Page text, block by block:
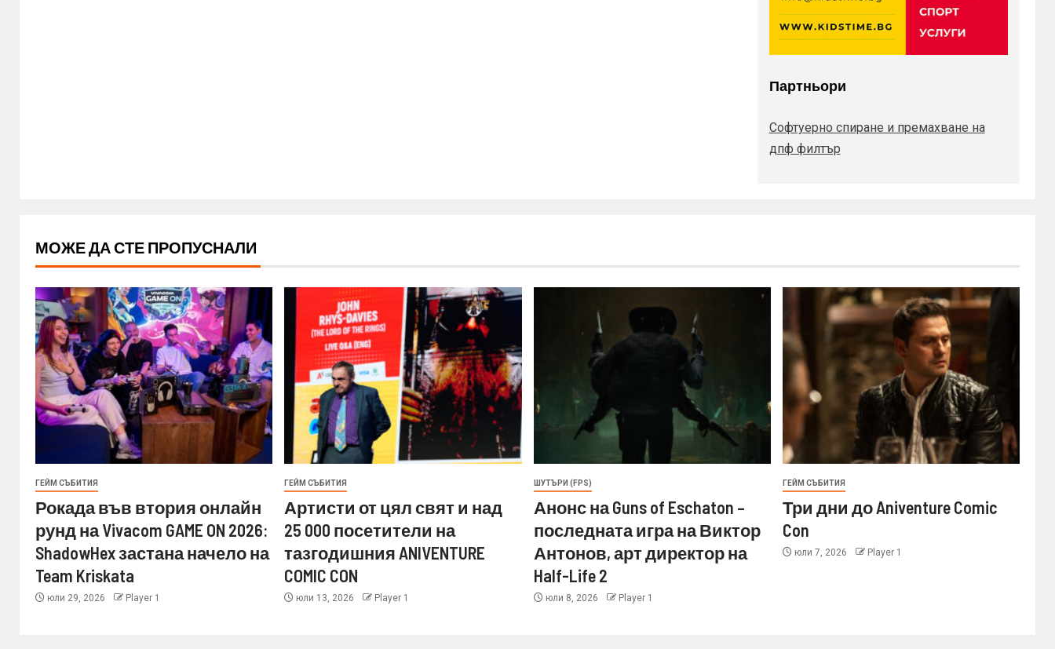
Партньори
Софтуерно спиране и премахване на
дпф филтър
МОЖЕ ДА СТЕ ПРОПУСНАЛИ
ГЕЙМ СЪБИТИЯ
Рокада във втория онлайн
рунд на Vivacom GAME ON 2026:
ShadowHex застана начело на
Team Kriskata
юли 29, 2026 Player 1
ГЕЙМ СЪБИТИЯ
Артисти от цял свят и над
25 000 посетители на
тазгодишния ANIVENTURE
COMIC CON
юли 13, 2026 Player 1
ШУТЪРИ (FPS)
Анонс на Guns of Eschaton –
последната игра на Виктор
Антонов, арт директор на
Half-Life 2
юли 8, 2026 Player 1
ГЕЙМ СЪБИТИЯ
Три дни до Aniventure Comic
Con
юли 7, 2026 Player 1